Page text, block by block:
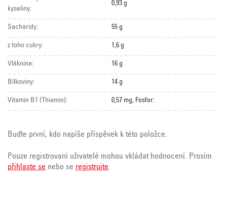
kyseliny:
0,93 g
Sacharidy: 55 g
z toho cukry: 1,6 g
Vláknina: 16 g
Bílkoviny: 14 g
Vitamin B1 (Thiamin): 0,57 mg, Fosfor:
Buďte první, kdo napíše příspěvek k této položce.
Pouze registrovaní uživatelé mohou vkládat hodnocení. Prosím
přihlaste se nebo se registrujte.